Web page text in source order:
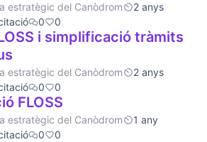
estratègic del Canòdrom
2 anys
0 0
i simplificació tràmits
estratègic del Canòdrom
2 anys
0 0
FLOSS
estratègic del Canòdrom
1 any
0 0